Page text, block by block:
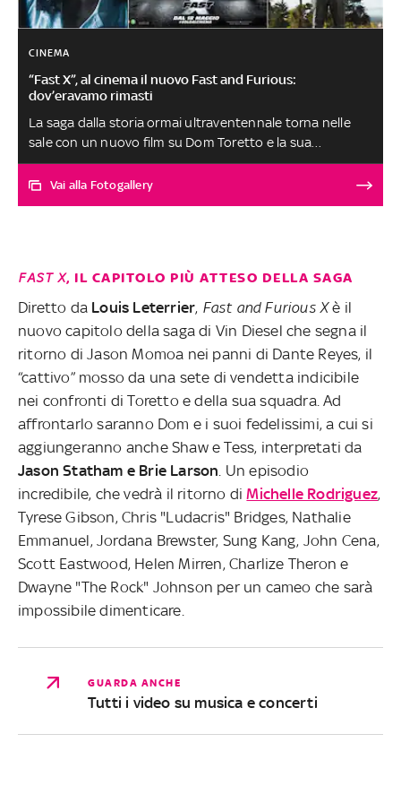
CINEMA
“Fast X”, al cinema il nuovo Fast and Furious:
dov’eravamo rimasti
La saga dalla storia ormai ultraventennale torna nelle
sale con un nuovo film su Dom Toretto e la sua
squadra/famiglia. Entra nel cast Jason Momoa, nuovo
villain ultra vendicativo che costringerà i protagonisti a
Rita Moreno e Brie Larson
Vai alla Fotogallery
FAST X, IL CAPITOLO PIÙ ATTESO DELLA SAGA
Diretto da Louis Leterrier, Fast and Furious Xè il
nuovo capitolo della saga di Vin Diesel che segna il
ritorno di Jason Momoa nei panni di Dante Reyes, il
“cattivo” mosso da una sete di vendetta indicibile
nei confronti di Toretto e della sua squadra. Ad
affrontarlo saranno Dom e i suoi fedelissimi, a cui si
aggiungeranno anche Shaw e Tess, interpretati da
Jason Statham e Brie Larson. Un episodio
incredibile, che vedrà il ritorno diMichelle Rodriguez,
Tyrese Gibson, Chris "Ludacris" Bridges, Nathalie
Emmanuel, Jordana Brewster, Sung Kang, John Cena,
Scott Eastwood, Helen Mirren, Charlize Theron e
Dwayne "The Rock" Johnson per un cameo che sarà
impossibile dimenticare.
GUARDA ANCHE
Tutti i video su musica e concerti